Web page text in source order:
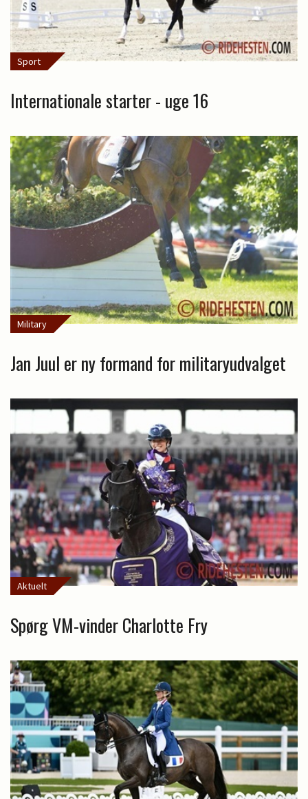
Sport
Internationale starter - uge 16
Military
Jan Juul er ny formand for militaryudvalget
Aktuelt
Spørg VM-vinder Charlotte Fry